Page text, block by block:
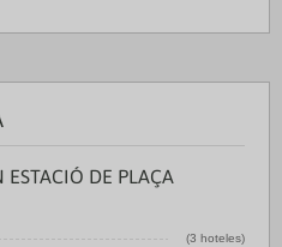
ESTACIÓ DE PLAÇA
(3 hoteles)